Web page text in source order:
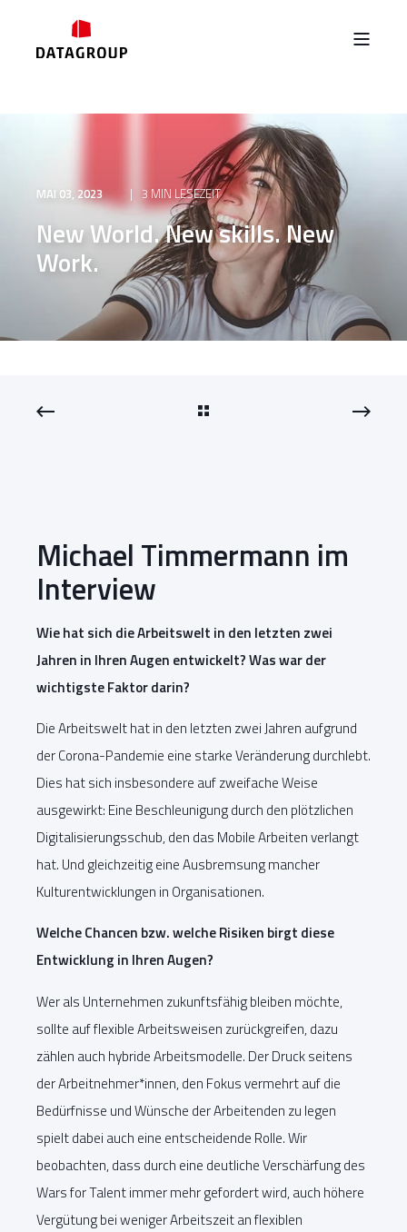
MAI 03, 2023 3 MIN LESEZEIT
New World. New skills. New
Work.
Michael Timmermann im
Interview
Wie hat sich die Arbeitswelt in den letzten zwei
Jahren in Ihren Augen entwickelt? Was war der
wichtigste Faktor darin?
Die Arbeitswelt hat in den letzten zwei Jahren aufgrund
der Corona-Pandemie eine starke Veränderung durchlebt.
Dies hat sich insbesondere auf zweifache Weise
ausgewirkt: Eine Beschleunigung durch den plötzlichen
Digitalisierungsschub, den das Mobile Arbeiten verlangt
hat. Und gleichzeitig eine Ausbremsung mancher
Kulturentwicklungen in Organisationen.
Welche Chancen bzw. welche Risiken birgt diese
Entwicklung in Ihren Augen?
Wer als Unternehmen zukunftsfähig bleiben möchte,
sollte auf flexible Arbeitsweisen zurückgreifen, dazu
zählen auch hybride Arbeitsmodelle. Der Druck seitens
der Arbeitnehmer*innen, den Fokus vermehrt auf die
Bedürfnisse und Wünsche der Arbeitenden zu legen
spielt dabei auch eine entscheidende Rolle. Wir
beobachten, dass durch eine deutliche Verschärfung des
Wars for Talent immer mehr gefordert wird, auch höhere
Vergütung bei weniger Arbeitszeit an flexiblen